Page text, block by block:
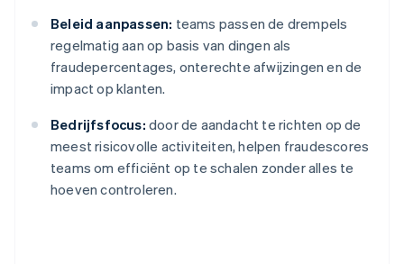
Beleid aanpassen: teams passen de drempels
regelmatig aan op basis van dingen als
fraudepercentages, onterechte afwijzingen en de
impact op klanten.
Bedrijfsfocus: door de aandacht te richten op de
meest risicovolle activiteiten, helpen fraudescores
teams om efficiënt op te schalen zonder alles te
hoeven controleren.